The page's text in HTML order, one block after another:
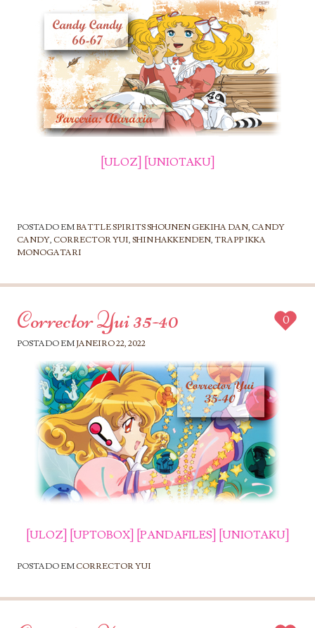
[ULOZ] [UNIOTAKU]
POSTADO EM BATTLE SPIRITS SHOUNEN GEKIHA DAN, CANDY
CANDY, CORRECTOR YUI, SHIN HAKKENDEN, TRAPP IKKA
MONOGATARI
Corrector Yui 35-40
POSTADO EM JANEIRO 22, 2022
0
[ULOZ] [UPTOBOX] [PANDAFILES] [UNIOTAKU]
POSTADO EMCORRECTOR YUI